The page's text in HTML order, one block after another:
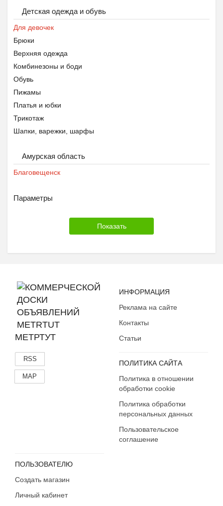
Детская одежда и обувь
Для девочек
Брюки
Верхняя одежда
Комбинезоны и боди
Обувь
Пижамы
Платья и юбки
Трикотаж
Шапки, варежки, шарфы
Амурская область
Благовещенск
Параметры
МЕТРТУТ
RSS
MAP
ИНФОРМАЦИЯ
Реклама на сайте
Контакты
Статьи
ПОЛИТИКА САЙТА
Политика в отношении
обработки cookie
Политика обработки
персональных данных
Пользовательское
соглашение
ПОЛЬЗОВАТЕЛЮ
Создать магазин
Личный кабинет